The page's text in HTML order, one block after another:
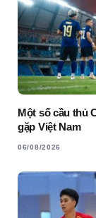
Một số cầu thủ
gặp Việt Nam
06/08/2026